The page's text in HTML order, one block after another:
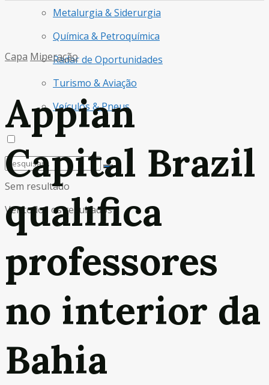
Metalurgia & Siderurgia
Química & Petroquímica
Radar de Oportunidades
Turismo & Aviação
Veículos & Pneus
Sem resultado
Ver todos os resultados
Capa Mineração
Appian
Capital Brazil
qualifica
professores
no interior da
Bahia